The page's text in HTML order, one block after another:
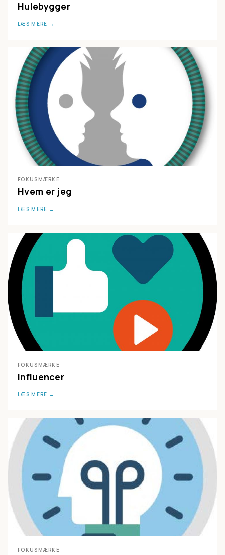
Hulebygger
LÆS MERE
FOKUSMÆRKE
Hvem er jeg
LÆS MERE
FOKUSMÆRKE
Influencer
LÆS MERE
FOKUSMÆRKE